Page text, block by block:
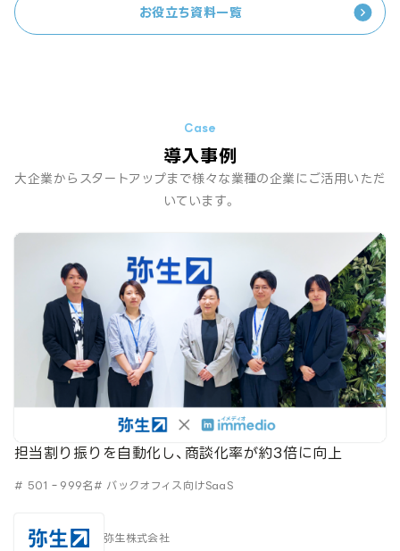
お役立ち資料一覧
導入事例
大企業からスタートアップまで様々な業種の企業にご活用いただ
いています。
担当割り振りを自動化し、商談化率が約3倍に向上
# 501‐999名# バックオフィス向けSaaS
弥生株式会社